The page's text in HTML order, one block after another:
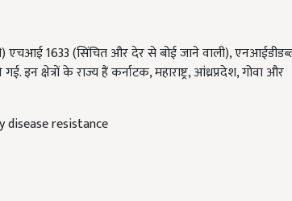
1633 (सिंचित और देर से बोई जाने वाली), एनआईडीडब्ल्यू
क्षेत्रों के राज्य हैं कर्नाटक, महाराष्ट्र, आंध्रप्रदेश, गोवा और